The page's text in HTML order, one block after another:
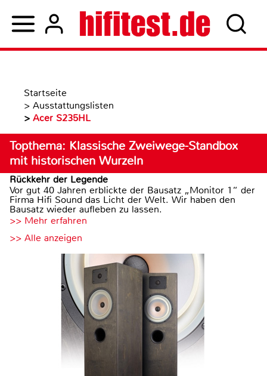
Startseite
> Ausstattungslisten
> Acer S235HL
Topthema: Klassische Zweiwege-Standbox
mit historischen Wurzeln
Rückkehr der Legende
Vor gut 40 Jahren erblickte der Bausatz „Monitor 1“ der
Firma Hifi Sound das Licht der Welt. Wir haben den
Bausatz wieder aufleben zu lassen.
>> Mehr erfahren
>> Alle anzeigen